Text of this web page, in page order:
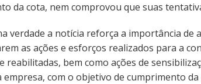
da cota, nem comprovou que suas
verdade a notícia reforça a importância de
as ações e esforços realizados para a
reabilitadas, bem como ações de
empresa, com o objetivo de cumprimento